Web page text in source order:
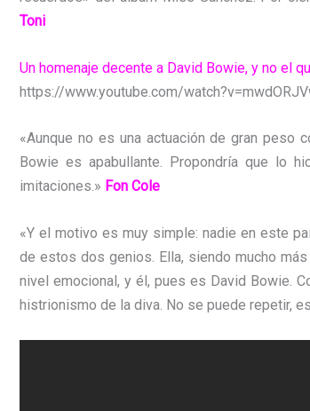
Toni
Un homenaje decente a David Bowie, y no el
https://www.youtube.com/
«Aunque no es una actuación de gran peso
Bowie es apabullante. Propondría que lo
imitaciones.» Fon Cole
«Y el motivo es muy simple: nadie en este
de estos dos genios. Ella, siendo mucho
nivel emocional, y él, pues es David Bowie.
histrionismo de la diva. No se puede repetir,